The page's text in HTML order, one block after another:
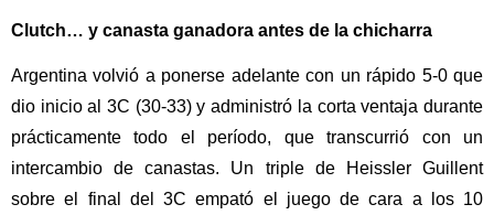
Clutch… y canasta ganadora antes de la chicharra
Argentina volvió a ponerse adelante con un rápido 5-0 que
dio inicio al 3C (30-33) y administró la corta ventaja durante
prácticamente todo el período, que transcurrió con un
intercambio de canastas. Un triple de Heissler Guillent
sobre el final del 3C empató el juego de cara a los 10